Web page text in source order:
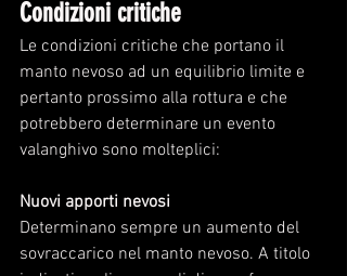
Condizioni critiche
Le condizioni critiche che portano il
manto nevoso ad un equilibrio limite e
pertanto prossimo alla rottura e che
potrebbero determinare un evento
valanghivo sono molteplici:
Nuovi apporti nevosi
Determinano sempre un aumento del
sovraccarico nel manto nevoso. A titolo